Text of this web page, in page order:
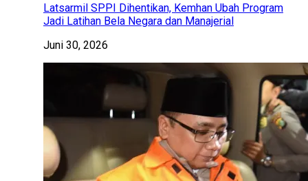
Latsarmil SPPI Dihentikan, Kemhan Ubah Program
Jadi Latihan Bela Negara dan Manajerial
Juni 30, 2026